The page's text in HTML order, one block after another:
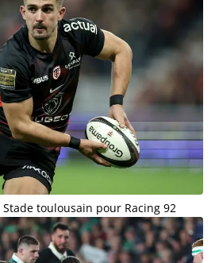
toulousain pour Racing 92